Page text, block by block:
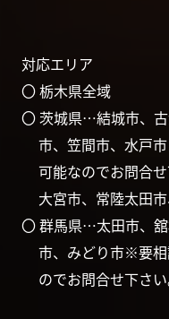
対応エリア
〇 栃木県全域
〇 茨城県…結城市、
市、笠間市、水戸
可能なのでお問合
大宮市、常陸太田
〇 群馬県…太田市、
市、みどり市※要
のでお問合せ下さ